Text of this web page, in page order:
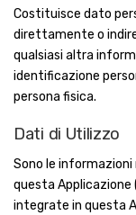
Costituisce dato
direttamente o
qualsiasi altra
identificazione
persona fisica.
Dati di Utilizzo
Sono le
questa Applicazione
integrate in questa